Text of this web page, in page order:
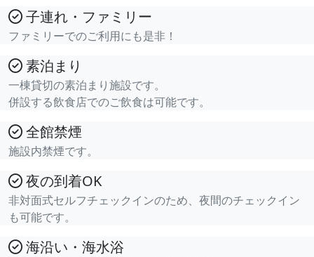
子連れ・ファミリー
ファミリーでのご利用にも是非！
素泊まり
一棟貸切の素泊まり施設です。
併設する飲食店でのご飲食は可能です。
全館禁煙
施設内禁煙です。
夜の到着OK
非対面式セルフチェックインのため、夜間のチェックイン
も可能です。
海沿い・海水浴